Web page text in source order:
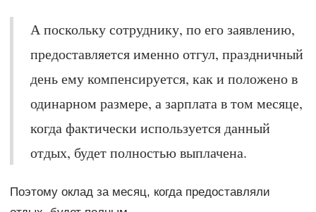
А поскольку сотруднику, по его заявлению,
предоставляется именно отгул, праздничный
день ему компенсируется, как и положено в
одинарном размере, а зарплата в том месяце,
когда фактически используется данный
отдых, будет полностью выплачена.
Поэтому оклад за месяц, когда предоставляли